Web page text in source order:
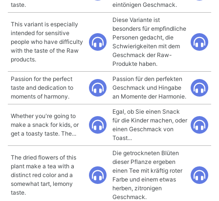
taste.
eintönigen Geschmack.
This variant is especially
intended for sensitive
people who have difficulty
with the taste of the Raw
products.
Diese Variante ist
besonders für empfindliche
Personen gedacht, die
Schwierigkeiten mit dem
Geschmack der Raw-
Produkte haben.
Passion for the perfect
taste and dedication to
moments of harmony.
Passion für den perfekten
Geschmack und Hingabe
an Momente der Harmonie.
Whether you're going to
make a snack for kids, or
get a toasty taste. The...
Egal, ob Sie einen Snack
für die Kinder machen, oder
einen Geschmack von
Toast...
The dried flowers of this
plant make a tea with a
distinct red color and a
somewhat tart, lemony
taste.
Die getrockneten Blüten
dieser Pflanze ergeben
einen Tee mit kräftig roter
Farbe und einem etwas
herben, zitronigen
Geschmack.